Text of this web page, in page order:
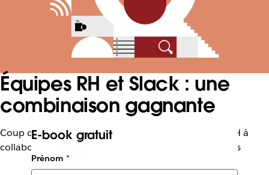
Équipes RH et Slack : une
combinaison gagnante
Coup d’œil sur la façon dont Slack aide les équipes RH à
collaborer entre elles et entre plusieurs départements
E-book gratuit
Prénom *